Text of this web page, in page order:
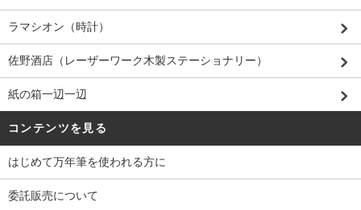
ラマシオン（時計）
佐野酒店（レーザーワーク木製ステーショナリー）
紙の箱一辺一辺
コンテンツを見る
はじめて万年筆を使われる方に
委託販売について